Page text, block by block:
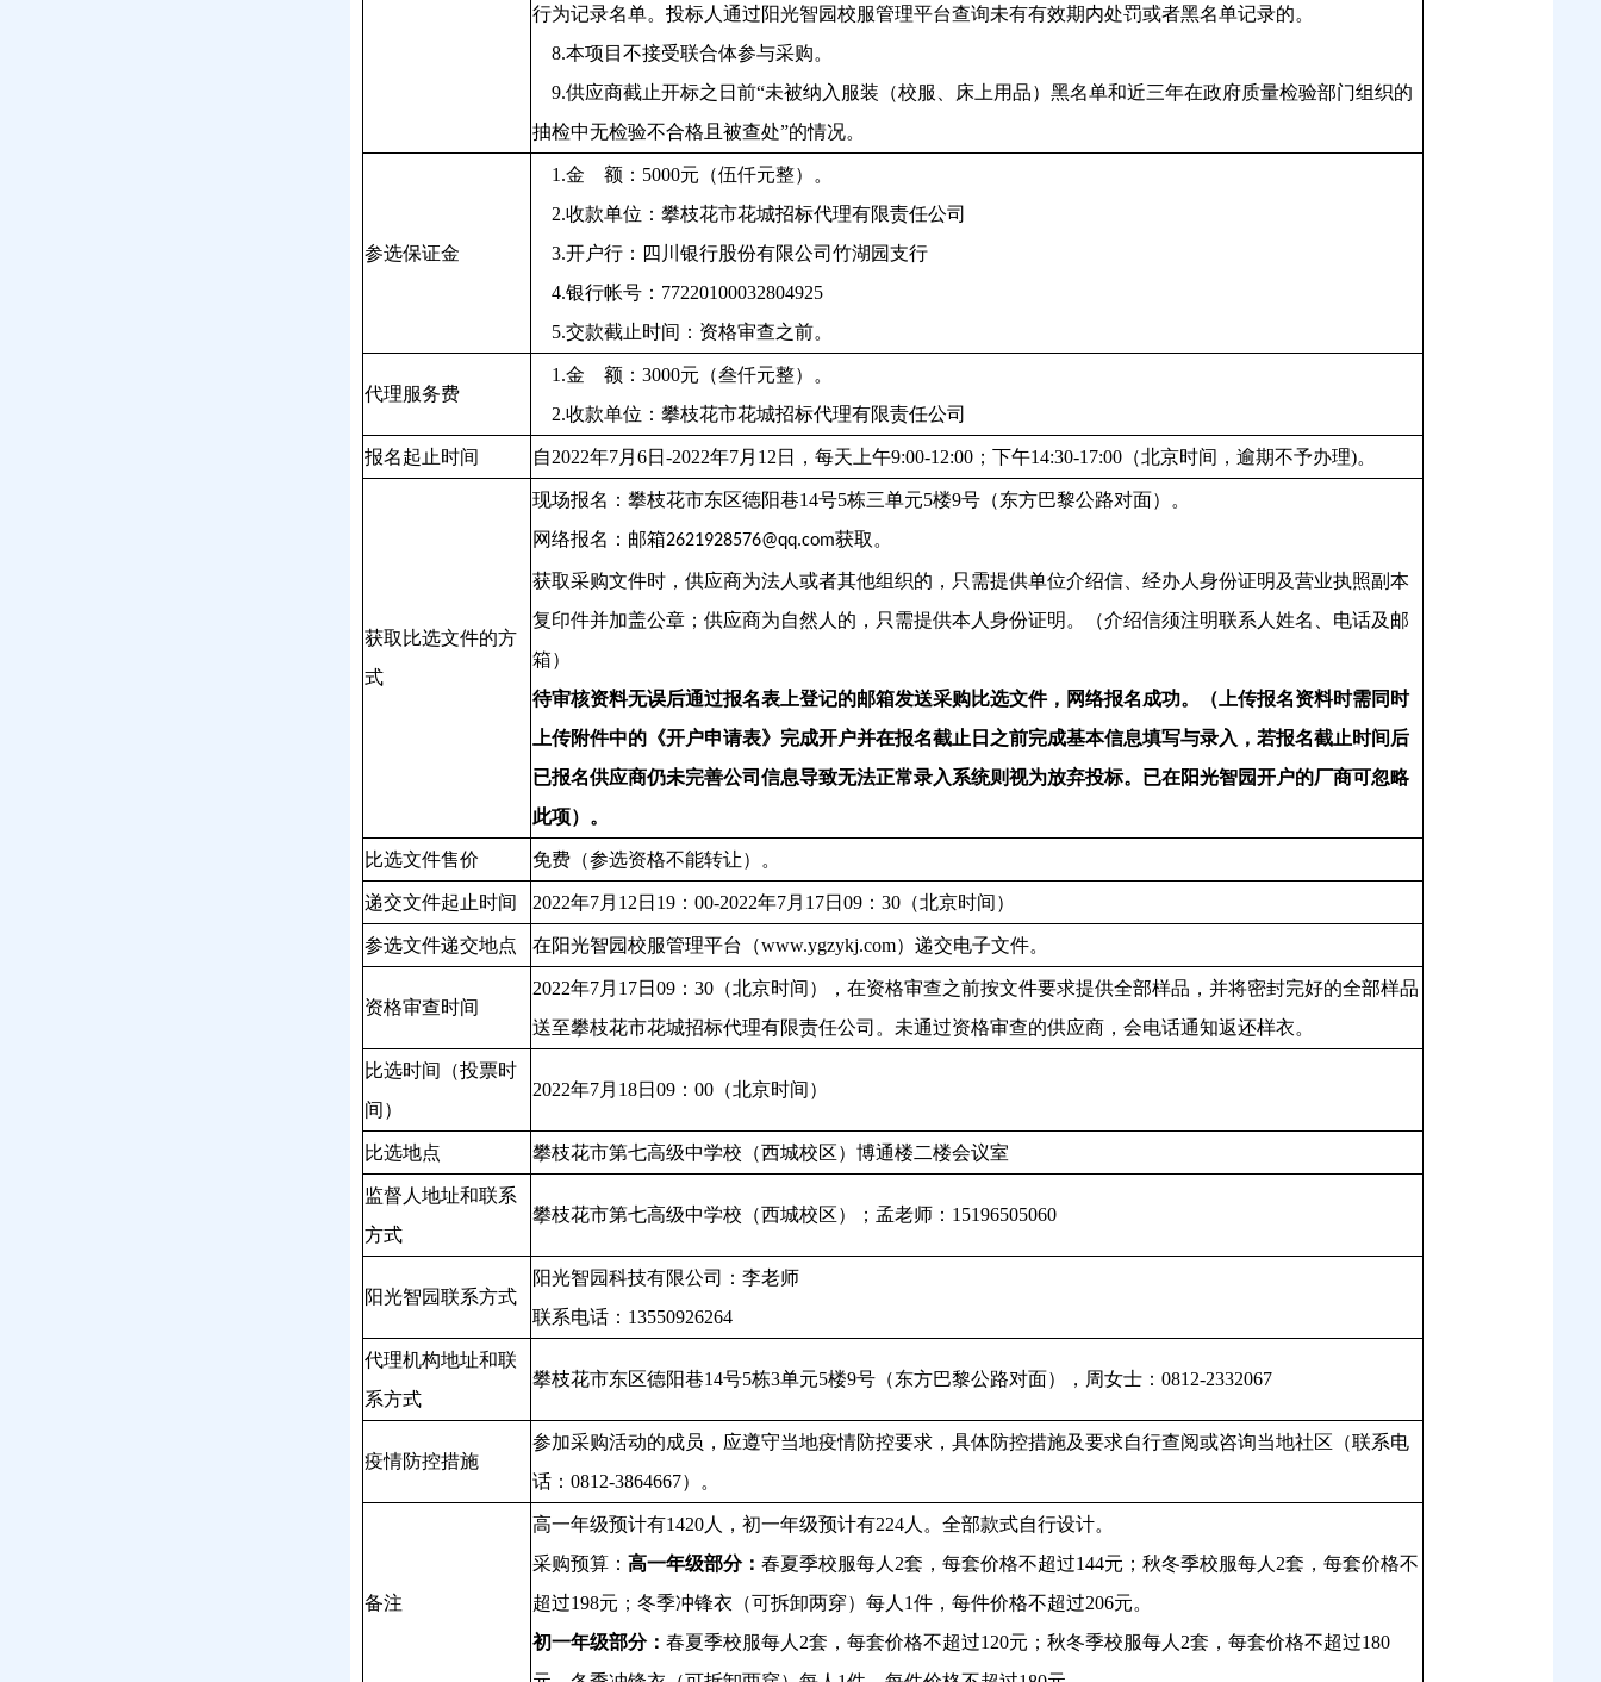
行为记录名单。投标人通过阳光智园校服管理平台查询未有有效期内处罚或者黑名单记录的。
8.本项目不接受联合体参与采购。
9.供应商截止开标之日前“未被纳入服装（校服、床上用品）黑名单和近三年在政府质量检验部门组织的
抽检中无检验不合格且被查处”的情况。
参选保证金
1.金 额： 5000元（伍仟元整）
。
2.收款单位：攀枝花市花城招标代理有限责任公司
3.开户行：四川银行股份有限公司竹湖园支行
4.银行帐号：77220100032804925
5.交款截止时间：资格审查之前。
代理服务费
1.金 额： 3000元（叁仟元整）
。
2.收款单位：攀枝花市花城招标代理有限责任公司
报名起止时间 自2022年7月 6日 -2022年7月 12 日，每天上午9:00-12:00；下午14:30-17:00（北京时间，逾期不予办理)。
获取比选文件的方
式
现场报名：攀枝花市东区德阳巷14号5栋三单元5楼9号（东方巴黎公路对面）。
网络报名： 邮箱2621928576@qq.com获取。
获取采购文件时，供应商为法人或者其他组织的，只需提供单位介绍信、经办人身份证明及营业执照副本
复印件并加盖公章；供应商为自然人的，只需提供本人身份证明。（介绍信须注明联系人姓名、电话及邮
箱）
待审核资料无误后通过报名表上登记的邮箱发送采购比选文件，网络报名成功。（上传报名资料时需同时
上传附件中的《开户申请表》完成开户并在报名截止日之前完成基本信息填写与录入，若报名截止时间后
已报名供应商仍未完善公司信息导致无法正常录入系统则视为放弃投标。已在阳光智园开户的厂商可忽略
此项）。
比选文件售价 免费（参选资格不能转让）。
递交文件起止时间 2022年7月 12 日 19：00-2022年7月1 7日 09： 30（北京时间）
参选文件递交地点 在阳光智园校服管理平台（www.ygzykj.com）递交电子文件。
资格审查时间
2022年7月1 7日 09： 30（北京时间），在资格审查之前按文件要求提供全部样品，并将密封完好的全部样品
送至攀枝花市花城招标代理有限责任公司。未通过资格审查的供应商，会电话通知返还样衣。
比选时间（投票时
间）
2022年7月18日 09： 00（北京时间）
比选地点 攀枝花市第七高级中学校（西城校区）博通楼二楼会议室
监督人地址和联系
方式
攀枝花市第七高级中学校（西城校区）；孟老师： 15196505060
阳光智园联系方式
阳光智园科技有限公司
：李老师
联系电话： 13550926264
代理机构地址和联
系方式
攀枝花市东区德阳巷14号5栋3单元5楼9号（东方巴黎公路对面）， 周女士： 0812-2332067
疫情防控措施
参加采购活动的成员，应遵守当地疫情防控要求，具体防控措施及要求自行查阅或咨询当地社区（联系电
话： 0812-3864667）。
备注
高一年级预计有1420人，初一年级预计有224人。 全部款式自行设计。
采购预算： 高一年级部分： 春夏季校服每人 2套，每套价格不超过144元；秋冬季校服每人2套，每套价格不
超过198元；冬季冲锋衣（可拆卸两穿）每人1件，每件价格不超过206元。
初一年级部分： 春夏季校服每人 2套，每套价格不超过120元；秋冬季校服每人2套，每套价格不超过180